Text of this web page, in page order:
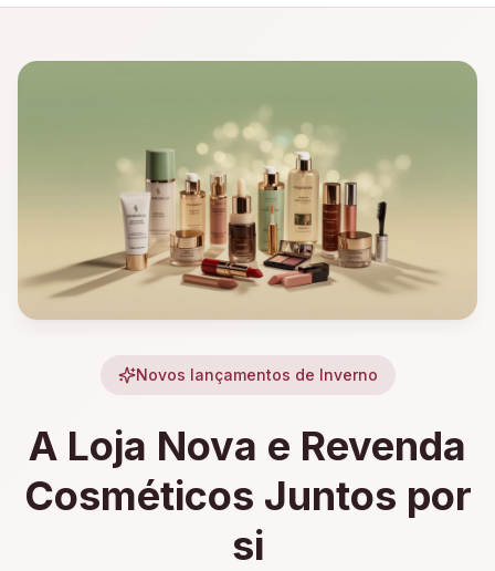
Novos lançamentos de Inverno
A Loja Nova e Revenda
Cosméticos Juntos por
si